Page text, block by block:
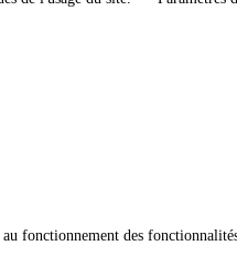
fonctionnement des